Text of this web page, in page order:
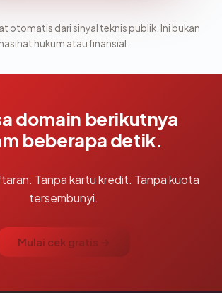
otomatis dari sinyal teknis publik. Ini bukan
nasihat hukum atau finansial.
domain berikutnya
beberapa detik.
Tanpa kartu kredit. Tanpa kuota
tersembunyi.
Mulai cek gratis →